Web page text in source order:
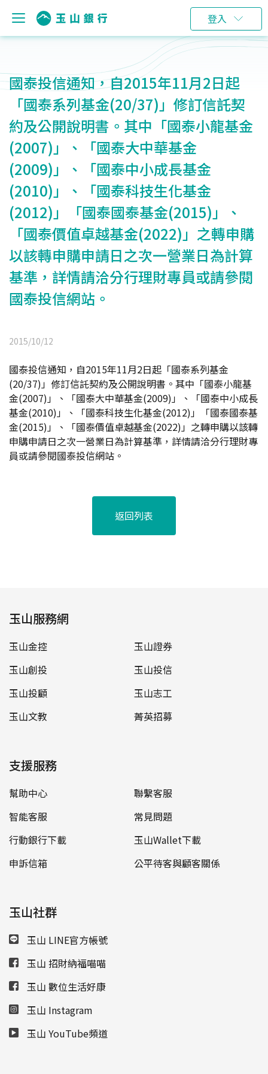
登入
國泰投信通知，自2015年11月2日起
「國泰系列基金(20/37)」修訂信託契
約及公開說明書。其中「國泰小龍基金
(2007)」、「國泰大中華基金
(2009)」、「國泰中小成長基金
(2010)」、「國泰科技生化基金
(2012)」「國泰國泰基金(2015)」、
「國泰價值卓越基金(2022)」之轉申購
以該轉申購申請日之次一營業日為計算
基準，詳情請洽分行理財專員或請參閱
國泰投信網站。
2015/10/12
國泰投信通知，自2015年11月2日起「國泰系列基金
(20/37)」修訂信託契約及公開說明書。其中「國泰小龍基
金(2007)」、「國泰大中華基金(2009)」、「國泰中小成長
基金(2010)」、「國泰科技生化基金(2012)」「國泰國泰基
金(2015)」、「國泰價值卓越基金(2022)」之轉申購以該轉
申購申請日之次一營業日為計算基準，詳情請洽分行理財專
員或請參閱國泰投信網站。
返回列表
玉山服務網
玉山金控
玉山證券
玉山創投
玉山投信
玉山投顧
玉山志工
玉山文教
菁英招募
支援服務
幫助中心
聯繫客服
智能客服
常見問題
行動銀行下載
玉山Wallet下載
申訴信箱
公平待客與顧客關係
玉山社群
玉山 LINE官方帳號
玉山 招財納福喵喵
玉山 數位生活好康
玉山 Instagram
玉山 YouTube頻道